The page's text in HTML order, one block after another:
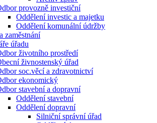
provozně investiční
Oddělení investic a majetku
Oddělení komunální údržby
zaměstnání
úřadu
životního prostředí
živnostenský úřad
soc.věcí a zdravotnictví
ekonomický
stavební a dopravní
Oddělení stavební
Oddělení dopravní
Silniční správní úřad